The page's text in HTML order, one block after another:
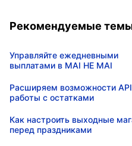
Рекомендуемые
Управляйте ежедневными
выплатами в MAI HE MAI
Расширяем возможности
работы с остатками
Как настроить выходные
перед праздниками